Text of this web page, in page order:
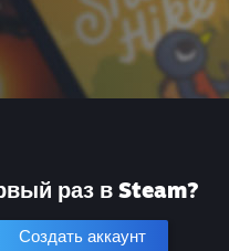
раз в Steam?
Создать аккаунт